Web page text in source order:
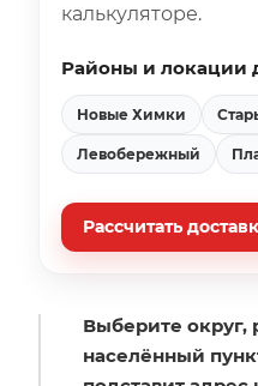
калькуляторе.
Районы и локации
Новые Химки
Левобережный
Рассчитать
Выберите округ,
населённый